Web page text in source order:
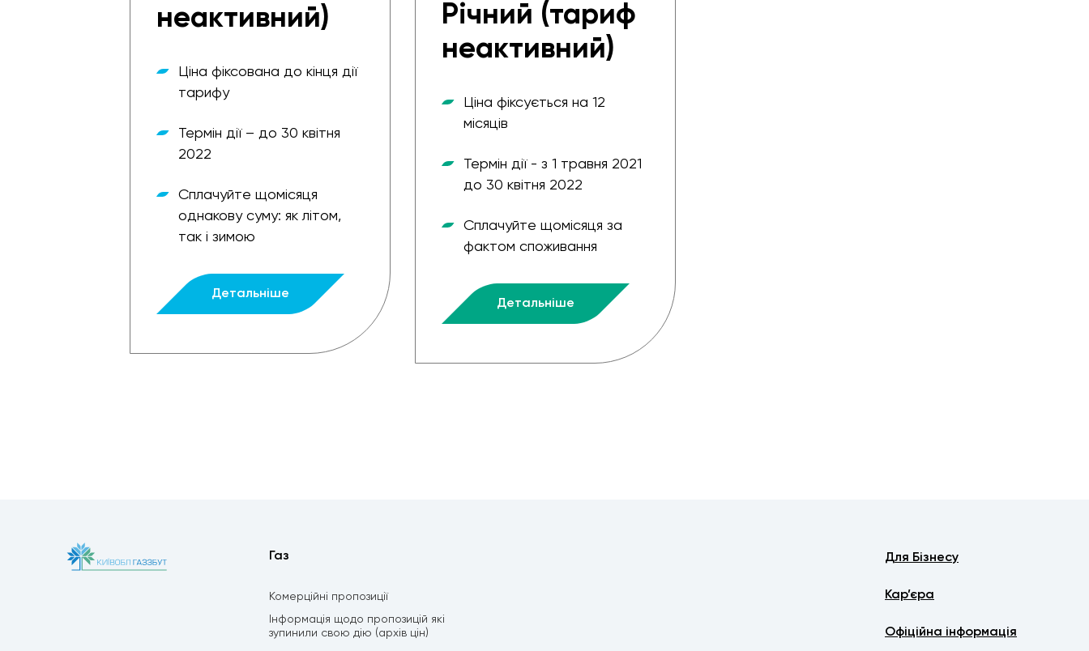
неактивний)
Ціна фіксована до кінця дії
тарифу
Термін дії – до 30 квітня
2022
Сплачуйте щомісяця
однакову суму: як літом,
так і зимою
Детальніше
Річний (тариф
неактивний)
Ціна фіксується на 12
місяців
Термін дії - з 1 травня 2021
до 30 квітня 2022
Сплачуйте щомісяця за
фактом споживання
Детальніше
Газ
Комерційні пропозиції
Інформація щодо пропозицій які
зупинили свою дію (архів цін)
Для Бізнесу
Кар’єра
Офіційна інформація